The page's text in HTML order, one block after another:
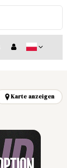
Karte anzeigen